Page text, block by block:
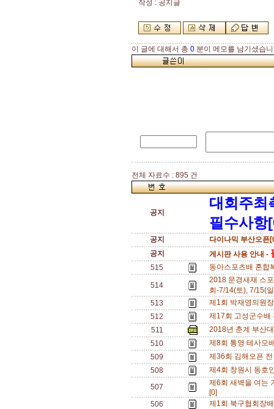
작성 : 공지글
이 글에 대해서 총 0 분이 메모를 남기셨습
전체 자료수 : 895 건
공지
대회주최
필수사항
공지
다이나믹 부산오픈
공지
게시판 사용 안내 -
515 동아스포츠배 혼합
514
2018 문경새재 스
회-7/14(토), 7/15(
513
제1회 박재영의원
512
제17회 고성군수
511
2018년 춘계 부산
510
제8회 통영 테사모
509
제36회 김해오픈
508
제4회 창원시 동호
507
제6회 새벽을 여는
[0]
506
제1회 북구협회장